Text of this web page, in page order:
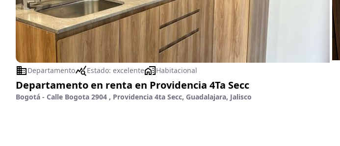
Departamento Estado: excelente Habitacional
Departamento en renta en Providencia 4Ta Secc
Bogotá - Calle Bogota 2904 , Providencia 4ta Secc, Guadalajara, Jalisco